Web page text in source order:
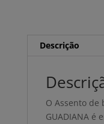
Descrição
O Assento de
GUADIANA é